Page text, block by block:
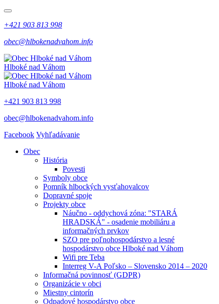
+421 903 813 998
obec@hlbokenadvahom.info
Hlboké nad Váhom
Hlboké nad Váhom
+421 903 813 998
obec@hlbokenadvahom.info
Facebook Vyhľadávanie
Obec
História
Povesti
Symboly obce
Pomník hlbockých vysťahovalcov
Dopravné spoje
Projekty obce
Náučno - oddychová zóna: "STARÁ
HRADSKÁ" - osadenie mobiliáru a
informačných prvkov
SZO pre poľnohospodárstvo a lesné
hospodárstvo obce Hlboké nad Váhom
Wifi pre Teba
Interreg V-A Poľsko – Slovensko 2014 – 2020
Informačná povinnosť (GDPR)
Organizácie v obci
Miestny cintorín
Odpadové hospodárstvo obce